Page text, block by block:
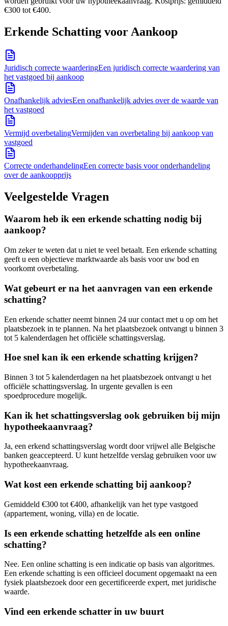
€300 tot €400.
Erkende Schatting voor Aankoop
Juridisch correcte waarderingEen juridisch correcte waardering van
het vastgoed bij aankoop
Onafhankelijk adviesEen onafhankelijk advies over de waarde van
het vastgoed
Vermijd overbetalingVermijden van overbetaling bij aankoop van
vastgoed
Correcte onderhandelingEen correcte basis voor onderhandeling
over de aankoopprijs
Veelgestelde Vragen
Waarom heb ik een erkende schatting nodig bij
aankoop?
Om zeker te weten dat u niet te veel betaalt. Een erkende schatting
geeft u een objectieve marktwaarde als basis voor uw bod en
voorkomt overbetaling.
Wat gebeurt er na het aanvragen van een erkende
schatting?
Een erkende schatter neemt binnen 24 uur contact met u op om het
plaatsbezoek in te plannen. Na het plaatsbezoek ontvangt u binnen 3
tot 5 kalenderdagen het officiële schattingsverslag.
Hoe snel kan ik een erkende schatting krijgen?
Binnen 3 tot 5 kalenderdagen na het plaatsbezoek ontvangt u het
officiële schattingsverslag. In urgente gevallen is een
spoedprocedure mogelijk.
Kan ik het schattingsverslag ook gebruiken bij mijn
hypotheekaanvraag?
Ja, een erkend schattingsverslag wordt door vrijwel alle Belgische
banken geaccepteerd. U kunt hetzelfde verslag gebruiken voor uw
hypotheekaanvraag.
Wat kost een erkende schatting bij aankoop?
Gemiddeld €300 tot €400, afhankelijk van het type vastgoed
(appartement, woning, villa) en de locatie.
Is een erkende schatting hetzelfde als een online
schatting?
Nee. Een online schatting is een indicatie op basis van algoritmes.
Een erkende schatting is een officieel document opgemaakt na een
fysiek plaatsbezoek door een gecertificeerde expert, met juridische
waarde.
Vind een erkende schatter in uw buurt